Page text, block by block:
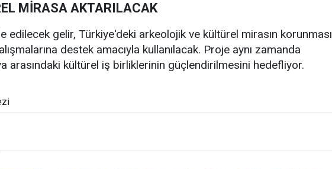
MİRASA AKTARILACAK
edilecek gelir, Türkiye'deki arkeolojik ve kültürel mirasın korunması
destek amacıyla kullanılacak. Proje aynı zamanda
arasındaki kültürel iş birliklerinin güçlendirilmesini hedefliyor.